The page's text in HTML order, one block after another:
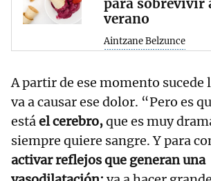
para sobrevivir
verano
Aintzane Belzunce
A partir de ese momento sucede
va a causar ese dolor. “Pero es
estáel cerebro,que es muy
siempre quiere sangre. Y para
activar reflejos que generan una